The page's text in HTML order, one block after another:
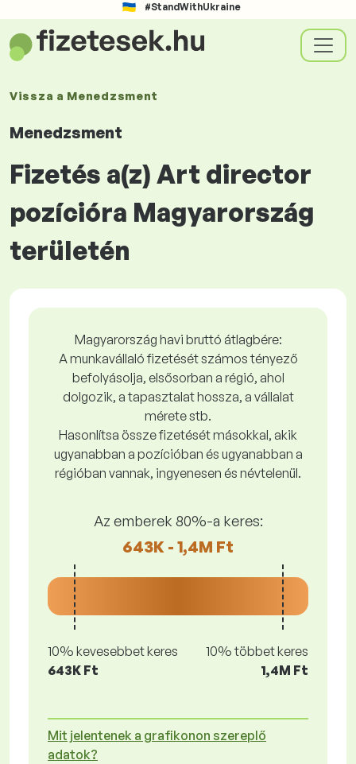
#StandWithUkraine
Vissza a Menedzsment
Menedzsment
Fizetés a(z) Art director
pozícióra Magyarország
területén
Magyarország havi bruttó átlagbére:
A munkavállaló fizetését számos tényező
befolyásolja, elsősorban a régió, ahol
dolgozik, a tapasztalat hossza, a vállalat
mérete stb.
Hasonlítsa össze fizetését másokkal, akik
ugyanabban a pozícióban és ugyanabban a
régióban vannak, ingyenesen és névtelenül.
Az emberek 80%-a keres:
643K - 1,4M Ft
10% kevesebbet keres
643K Ft
10% többet keres
1,4M Ft
Mit jelentenek a grafikonon szereplő
adatok?